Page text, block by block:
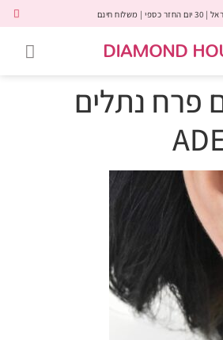
| משלוח חינם
DIAMOND
פרח נתלים